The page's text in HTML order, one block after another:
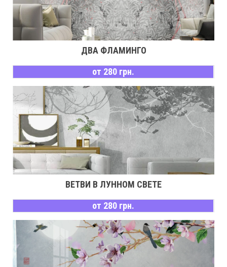
ДВА ФЛАМИНГО
от 280 грн.
ВЕТВИ В ЛУННОМ СВЕТЕ
от 280 грн.